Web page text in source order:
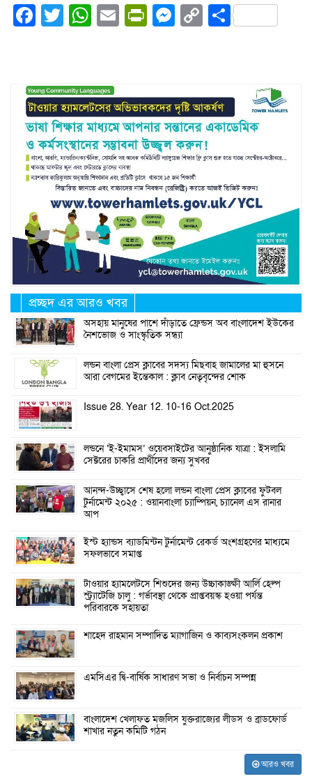
Facebook
Twitter
WhatsApp
EmailPrintFriendly
Messenger
CopyShare
প্রচ্ছদ এর আরও খবর
অসহায় মানুষের পাশে দাঁড়াতে ফ্রেন্ডস অব বাংলাদেশ ইউকের
নৈশভোজ ও সাংস্কৃতিক সন্ধ্যা
লন্ডন বাংলা প্রেস ক্লাবের সদস্য মিছবাহ জামালের মা হুসনে
আরা বেগমের ইন্তেকাল : ক্লাব নেতৃবৃন্দের শোক
Issue 28. Year 12. 10-16 Oct.2025
লন্ডনে ‘ই-ইমামস’ ওয়েবসাইটের আনুষ্ঠানিক যাত্রা : ইসলামি
সেক্টরের চাকরি প্রার্থীদের জন্য সুখবর
আনন্দ-উচ্ছ্বাসে শেষ হলো লন্ডন বাংলা প্রেস ক্লাবের ফুটবল
টুর্নামেন্ট ২০২৫ : ওয়ানবাংলা চ্যাম্পিয়ন, চ্যানেল এস রানার
আপ
ইস্ট হ্যান্ডস ব্যাডমিন্টন টুর্নামেন্ট রেকর্ড অংশগ্রহণের মাধ্যমে
সফলভাবে সমাপ্ত
টাওয়ার হ্যামলেটসে শিশুদের জন্য উচ্চাকাঙ্ক্ষী আর্লি হেল্প
স্ট্র্যাটেজি চালু : গর্ভাবস্থা থেকে প্রাপ্তবয়স্ক হওয়া পর্যন্ত
পরিবারকে সহায়তা
শাহেদ রাহমান সম্পাদিত ম্যাগাজিন ও কাব্যসংকলন প্রকাশ
এমসিএর দ্বি-বার্ষিক সাধারণ সভা ও নির্বাচন সম্পন্ন
বাংলাদেশ খেলাফত মজলিস যুক্তরাজ্যের লীডস ও ব্রাডফোর্ড
শাখার নতুন কমিটি গঠন
আরও খবর